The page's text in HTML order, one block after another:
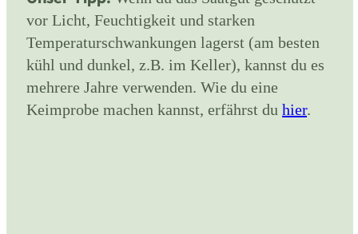
vor Licht, Feuchtigkeit und starken
Temperaturschwankungen lagerst (am besten
kühl und dunkel, z.B. im Keller), kannst du es
mehrere Jahre verwenden. Wie du eine
Keimprobe machen kannst, erfährst du hier.